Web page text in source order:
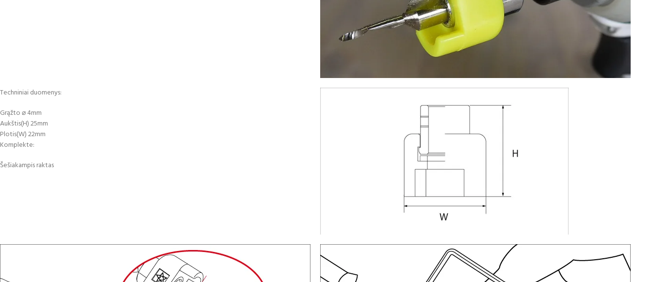
Techniniai duomenys:
Grąžto ⌀ 4mm
Aukštis(H) 25mm
Plotis(W) 22mm
Komplekte:
Šešiakampis raktas